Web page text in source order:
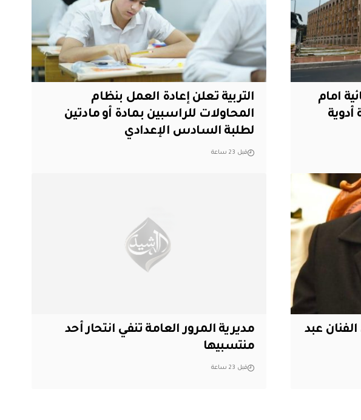
امام
أدوية
التربية تعلن إعادة العمل بنظام
المحاولات للراسبين بمادة أو مادتين
لطلبة السادس الإعدادي
قبل 23 ساعة
الفنان عبد
مديرية المرور العامة تنفي انتحار أحد
منتسبيها
قبل 23 ساعة